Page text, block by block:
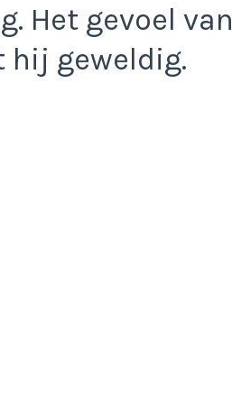
Het gevoel van
geweldig.